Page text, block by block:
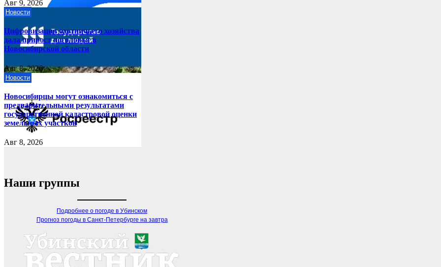
Авг 9, 2026
Новости
Цифровизация охотничьего хозяйства
дала прирост поголовья в
Новосибирской области
Авг 8, 2026
Новости
Новосибирцы могут ознакомиться с
предварительными результатами
государственной кадастровой оценки
земельных участков
Авг 8, 2026
Наши группы
Подробнее о погоде в Убинском
Прогноз погоды в Санкт-Петербурге на завтра